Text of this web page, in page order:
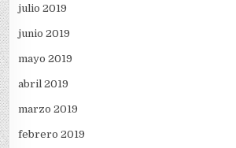
julio 2019
junio 2019
mayo 2019
abril 2019
marzo 2019
febrero 2019